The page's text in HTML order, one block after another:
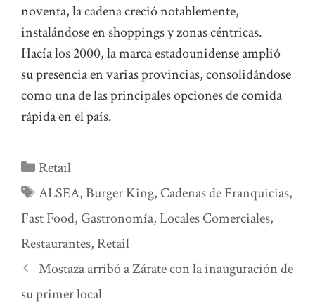
noventa, la cadena creció notablemente,
instalándose en shoppings y zonas céntricas.
Hacía los 2000, la marca estadounidense amplió
su presencia en varias provincias, consolidándose
como una de las principales opciones de comida
rápida en el país.
Categorías
Retail
Etiquetas
ALSEA,Burger King, Cadenas de Franquicias,
Fast Food, Gastronomía,Locales Comerciales,
Restaurantes, Retail
Mostaza arribó a Zárate con la inauguración de
su primer local